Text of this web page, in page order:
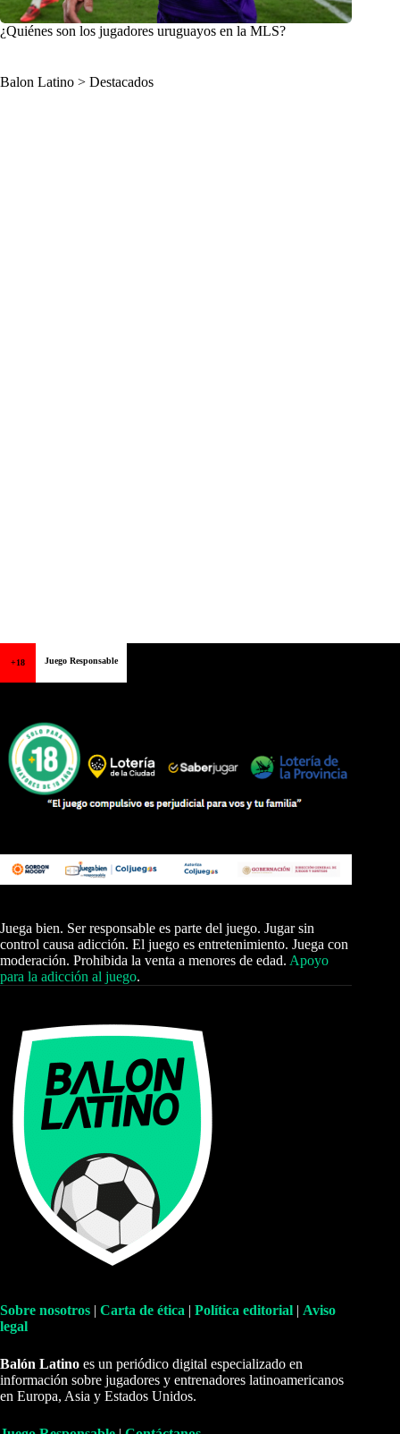
¿Quiénes son los jugadores uruguayos en la MLS?
Balon Latino > Destacados
+18 Juego Responsable
Juega bien. Ser responsable es parte del juego. Jugar sin
control causa adicción. El juego es entretenimiento. Juega con
moderación. Prohibida la venta a menores de edad. Apoyo
para la adicción al juego.
Sobre nosotros | Carta de ética | Política editorial | Aviso
legal
Balón Latino es un periódico digital especializado en
información sobre jugadores y entrenadores latinoamericanos
en Europa, Asia y Estados Unidos.